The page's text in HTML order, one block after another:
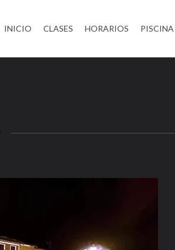
INICIO CLASES HORARIOS PISCINA